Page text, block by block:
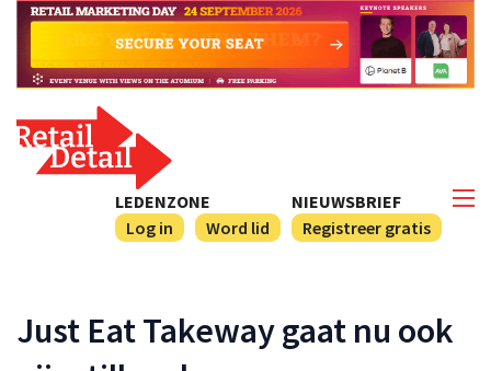
NIEUWSBRIEF
Registreer gratis
LEDENZONE
Log in
Word lid
Just Eat Takeway gaat nu ook